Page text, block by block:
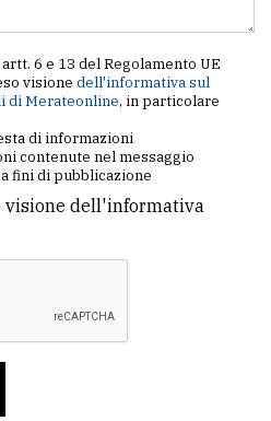
6 e 13 del Regolamento UE
visione dell'informativa sul
di Merateonline, in particolare
di informazioni
contenute nel messaggio
fini di pubblicazione
visione dell'informativa